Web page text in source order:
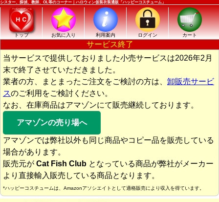
シスター、探偵、教師、OL等のコーナー｜ハロウィン仮装衣装通販「ハッピーコスチューム」
トップ お気に入り 利用案内 ログイン カート
サービス終了
当サービスで提供しておりました小売サービスは2026年2月
末で終了させていただきました。
業者の方、まとまったご注文をご検討の方は、 卸販売サービ
スのご利用をご検討ください。
なお、在庫商品はアマゾンにて販売継続しております。
アマゾンの売り場へ
アマゾンでは弊社以外も同じ商品やコピー品を販売している
場合があります。
販売元が Cat Fish Club となっている商品が弊社がメーカー
より直接輸入販売している商品となります。
*ハッピーコスチュームは、Amazonアソシエイトとして適格販売により収入を得ています。